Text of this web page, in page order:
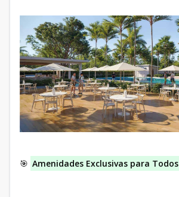
🎯 Amenidades Exclusivas para Todos